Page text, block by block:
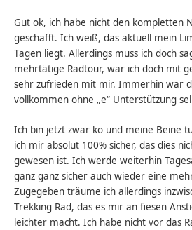
Gut ok, ich habe nicht den kompletten
geschafft. Ich weiß, das aktuell mein
Tagen liegt. Allerdings muss ich doch
mehrtätige Radtour, war ich doch mit
sehr zufrieden mit mir. Immerhin war
vollkommen ohne „e“ Unterstützung
Ich bin jetzt zwar ko und meine Beine
ich mir absolut 100% sicher, das dies
gewesen ist. Ich werde weiterhin
ganz ganz sicher auch wieder eine
Zugegeben träume ich allerdings
Trekking Rad, das es mir an fiesen
leichter macht. Ich habe nicht vor das